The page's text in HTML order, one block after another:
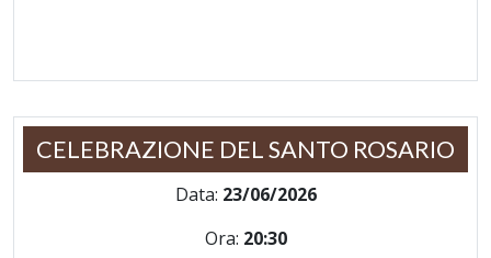
CELEBRAZIONE DEL SANTO ROSARIO
Data: 23/06/2026
Ora: 20:30